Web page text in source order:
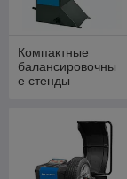
Компактные
балансировочны
е стенды